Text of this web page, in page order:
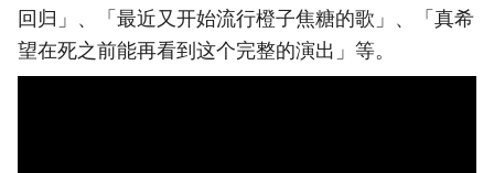
回归」、「最近又开始流行橙子焦糖的歌」、「真希
望在死之前能再看到这个完整的演出」等。